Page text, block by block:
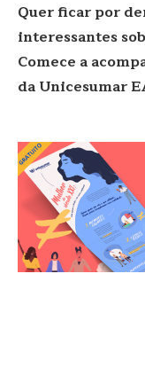
Quer ficar por
interessantes
Comece a
da Unicesumar